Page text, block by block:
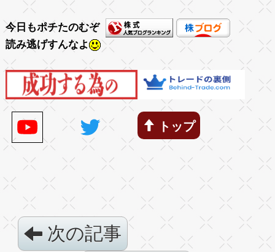
今日もポチたのむぞ
読み逃げすんなよ
トップ
次の記事